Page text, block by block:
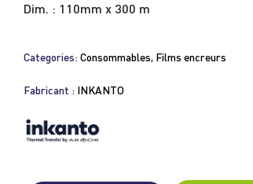
Dim. : 110mm x 300 m
Categories:Consommables, Films encreurs
Fabricant : INKANTO